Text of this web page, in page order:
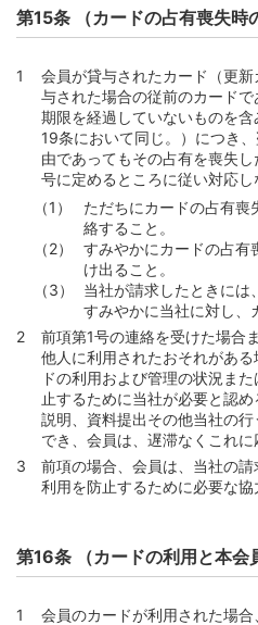
第15条 （カードの占有喪失時
会員が貸与されたカード（更
与された場合の従前のカード
期限を経過していないものを
19条において同じ。）につき
由であってもその占有を喪失
号に定めるところに従い対応し
ただちにカードの占有喪
絡すること。
すみやかにカードの占有
け出ること。
当社が請求したときには
すみやかに当社に対し、
前項第1号の連絡を受けた場合
他人に利用されたおそれがあ
ドの利用および管理の状況ま
止するために当社が必要と認
説明、資料提出その他当社の
でき、会員は、遅滞なくこれに
前項の場合、会員は、当社の
利用を防止するために必要な協
第16条 （カードの利用と本会
会員のカードが利用された場